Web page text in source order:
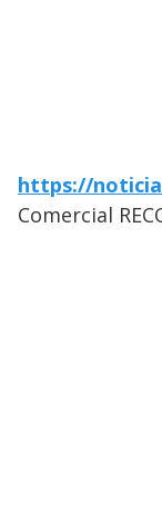
https://
Comercial